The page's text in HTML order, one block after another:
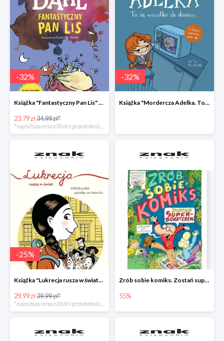
-32%
Książka "Fantastyczny Pan Lis" -32%
23.79 zł34.99 zł*
-32%
Książka "Mordercza Adelka. To się wszystko źle skończy" -32%
-25%
Książka "Lukrecja rusza w świat" -25%
29.99 zł39.99 zł*
*najniższa cena z 30 dni przed obniżką
Zrób sobie komiks. Zostań superbohaterem
55%